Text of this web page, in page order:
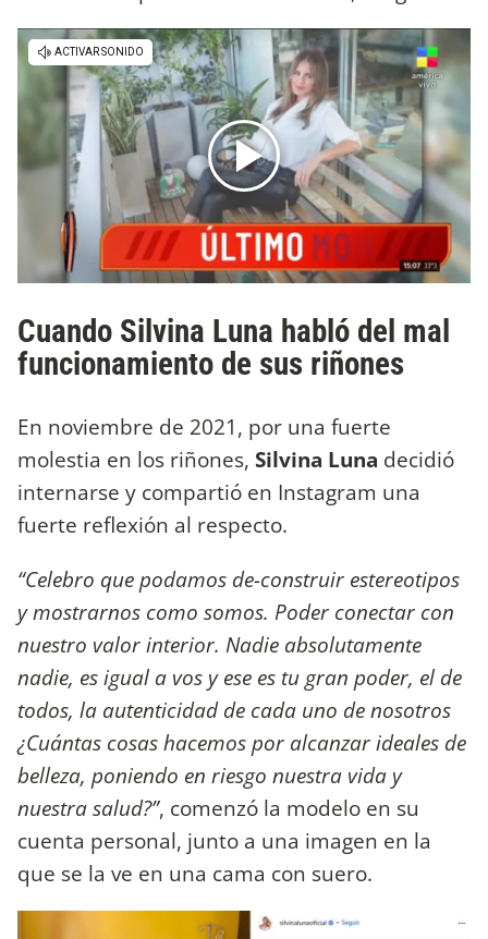
Cuando Silvina Luna habló del mal
funcionamiento de sus riñones
En noviembre de 2021, por una fuerte
molestia en los riñones, Silvina Luna decidió
internarse y compartió en Instagram una
fuerte reflexión al respecto.
“Celebro que podamos de-construir estereotipos
y mostrarnos como somos. Poder conectar con
nuestro valor interior. Nadie absolutamente
nadie, es igual a vos y ese es tu gran poder, el de
todos, la autenticidad de cada uno de nosotros
¿Cuántas cosas hacemos por alcanzar ideales de
belleza, poniendo en riesgo nuestra vida y
nuestra salud?”, comenzó la modelo en su
cuenta personal, junto a una imagen en la
que se la ve en una cama con suero.